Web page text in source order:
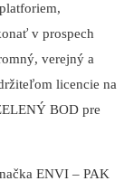
v prospech
verejný a
licencie na
BOD pre
ENVI – PAK